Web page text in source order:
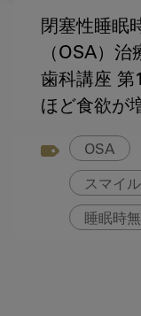
閉塞性睡眠
（OSA）
歯科講座 第
ほど食欲が
体重の関係
OSA
スマイ
睡眠時